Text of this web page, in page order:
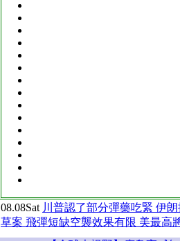
08.08Sat 川普認了部分彈藥吃緊 伊
草案 飛彈短缺空襲效果有限 美最高